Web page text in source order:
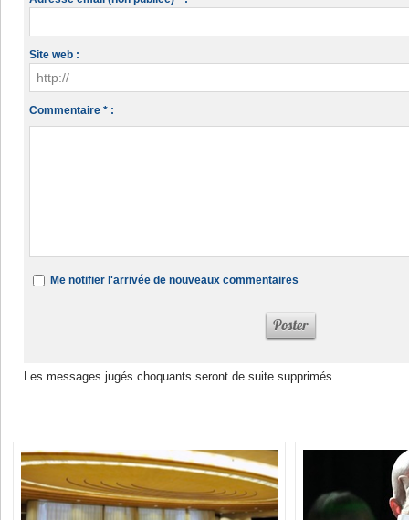
Site web :
Commentaire * :
Me notifier l'arrivée de nouveaux commentaires
Les messages jugés choquants seront de suite supprimés